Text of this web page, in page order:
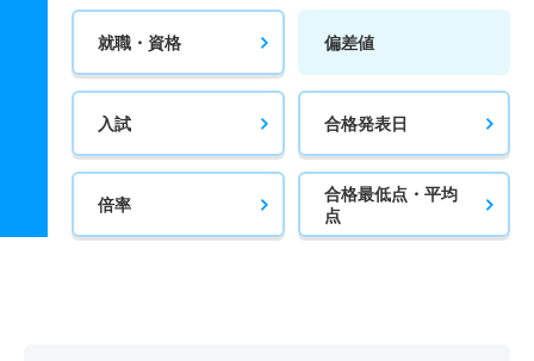
就職・資格 偏差値
入試 合格発表日
倍率
合格最低点・平均
点